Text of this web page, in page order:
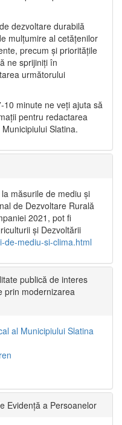
dezvoltare durabilă
mulțumire al cetățenilor
precum și prioritățile
ne sprijiniți în
următorului
10 minute ne veți ajuta să
pentru redactarea
Slatina.
măsurile de mediu și
de Dezvoltare Rurală
2021, pot fi
și Dezvoltării
de-mediu-si-clima.html
publică de interes
prin modernizarea
al Municipiului Slatina
Evidență a Persoanelor